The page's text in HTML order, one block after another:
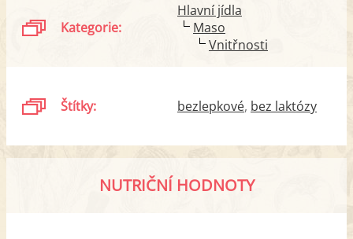
Kategorie:
Hlavní jídla
Maso
Vnitřnosti
Štítky: bezlepkové bez laktózy
NUTRIČNÍ HODNOTY